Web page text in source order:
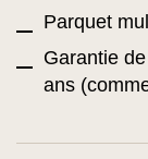
Parquet
Garantie
ans